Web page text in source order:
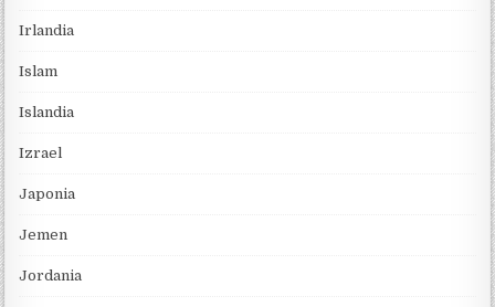
Irlandia
Islam
Islandia
Izrael
Japonia
Jemen
Jordania